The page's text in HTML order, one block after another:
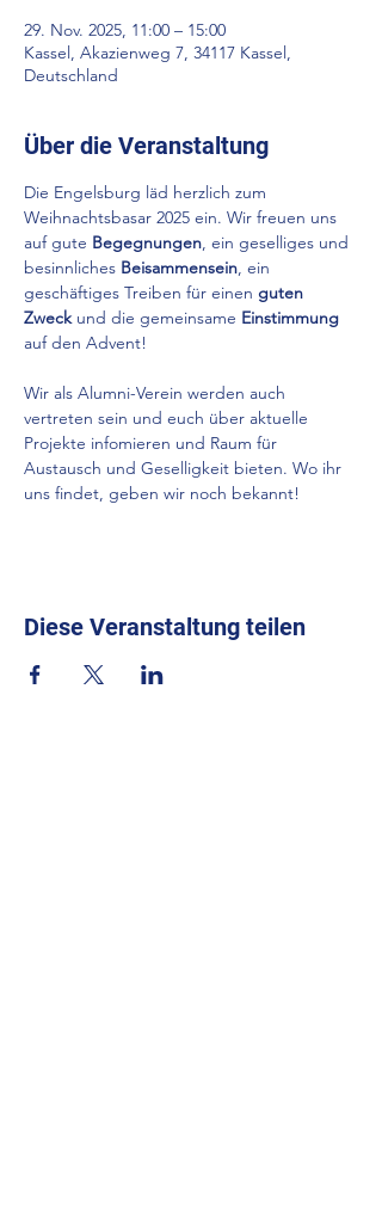
29. Nov. 2025, 11:00 – 15:00
Kassel, Akazienweg 7, 34117 Kassel,
Deutschland
Über die Veranstaltung
Die Engelsburg läd herzlich zum
Weihnachtsbasar 2025 ein. Wir freuen uns
auf gute Begegnungen, ein geselliges und
besinnliches Beisammensein, ein
geschäftiges Treiben für einen guten
Zweck und die gemeinsame Einstimmung
auf den Advent!
Wir als Alumni-Verein werden auch
vertreten sein und euch über aktuelle
Projekte infomieren und Raum für
Austausch und Geselligkeit bieten. Wo ihr
uns findet, geben wir noch bekannt!
Diese Veranstaltung teilen